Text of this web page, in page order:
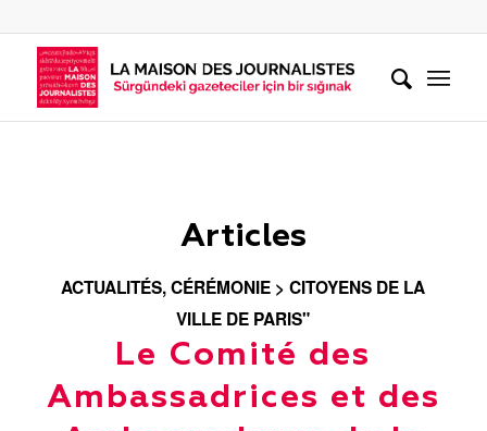
Articles
ACTUALITÉS,CÉRÉMONIE > CITOYENS DE LA
VILLE DE PARIS"
Le Comité des
Ambassadrices et des